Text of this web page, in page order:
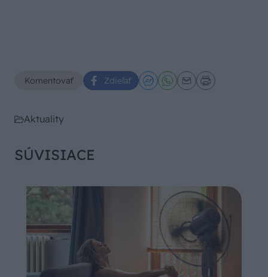
Komentovať Zdieľať
Aktuality
SÚVISIACE